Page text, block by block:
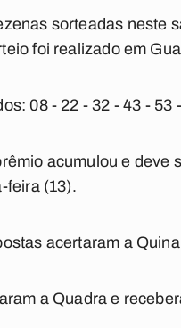
sorteadas neste
foi realizado em
08 - 22 - 32 - 43 - 53
acumulou e deve
feira (13).
acertaram a
a Quadra e